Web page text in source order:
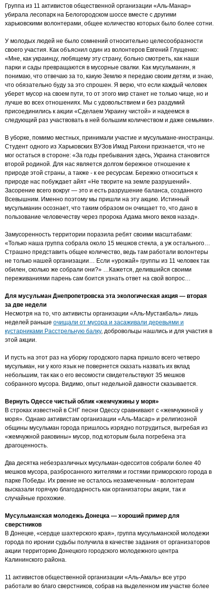
Группа из 11 активистов общественной организации «Аль-Манар»
убирала лесопарк на Белогородском шоссе вместе с другими
харьковскими волонтерами, общее количество которых было более сотни.
У молодых людей не было сомнений относительно целесообразности
своего участия. Как объяснил один из волонтеров Евгений Глущенко:
«Мне, как украинцу, любящему эту страну, больно смотреть, как наши
парки и сады превращаются в мусорные свалки. Как мусульманин, я
понимаю, что отвечаю за то, какую Землю я передаю своим детям, и знаю,
что обязательно буду за это спрошен. Я верю, что если каждый человек
уберет мусор на своем пути, то от этого мир станет не только чище, но и
лучше во всех отношениях. Мы с удовольствием и без раздумий
присоединились к акции «Сделаем Украину чистой» и надеемся в
следующий раз участвовать в ней большим количеством и даже семьями».
В уборке, помимо местных, принимали участие и мусульмане-иностранцы.
Студент одного из Харьковских ВУЗов Имад Раяхни признается, что не
мог остаться в стороне: «За годы пребывания здесь, Украина становится
второй родиной. Для нас является долгом бережное отношение к
природе этой страны, а также - к ее ресурсам. Бережно относиться к
природе нас побуждает айят «Не творите на земле разрушений».
Засорение всего вокруг — это и есть разрушение баланса, созданного
Всевышним. Именно поэтому мы пришли на эту акцию. Истинный
мусульманин осознает, что таким образом он очищает то, что дано в
пользование человечеству через пророка Адама много веков назад».
Замусоренность территории поразила ребят своими масштабами:
«Только наша группа собрала около 15 мешков стекла, а уж остального…
Страшно представить общее количество, ведь там работали волонтеры
не только нашей организации… Если «урожай» группы из 11 человек так
обилен, сколько же собрали они?» …Кажется, делившийся своими
переживаниями парень сам боится узнать ответ на свой вопрос…
Для мусульман Днепропетровска эта экологическая акция — вторая
за две недели
Несмотря на то, что активисты организации «Аль-Мустакбаль» лишь
неделей раньше очищали от мусора и засаживали деревьями и
кустарниками Расстрельную балку, добровольцы нашлись и для участия в
этой акции.
И пусть на этот раз на уборку городского парка пришло всего четверо
мусульман, ни у кого язык не повернется сказать назвать их вклад
небольшим, так как о его весомости свидетельствуют 35 мешков
собранного мусора. Видимо, опыт недельной давности сказывается.
Вернуть Одессе чистый облик «жемчужины у моря»
В строках известной в СНГ песни Одессу сравнивают с «жемчужиной у
моря». Однако активистам организации «Аль-Масар» и религиозной
общины мусульман города пришлось изрядно потрудиться, выгребая из
«жемчужной раковины» мусор, под которым была погребена эта
драгоценность.
Два десятка небезразличных мусульман-одесситов собрали более 40
мешков мусора, разбросанного жителями и гостями приморского города в
парке Победы. Их рвение не осталось незамеченным - волонтерам
высказали горячую благодарность как организаторы акции, так и
случайные прохожие.
Мусульманская молодежь Донецка — хороший пример для
сверстников
В Донецке, «сердце шахтерского края», группа мусульманской молодежи
города по иронии судьбы получила в качестве задания от организаторов
акции территорию Донецкого городского молодежного центра
Калининского района.
11 активистов общественной организации «Аль-Амаль» все утро
работали во благо сверстников, собрав на выделенном им участке более